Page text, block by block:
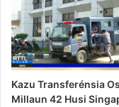
Kazu Transferénsia
Millaun 42 Husi